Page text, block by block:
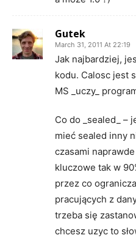
Gutek
March 31, 2011 At 22:19
Jak najbardziej,
kodu. Calosc jest
MS _uczy_
Co do _sealed_ –
mieć sealed inny
czasami
kluczowe tak w
przez co
pracujących z
trzeba się
chcesz uzyc to